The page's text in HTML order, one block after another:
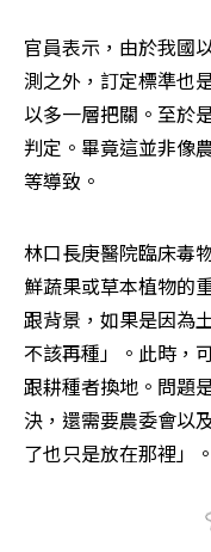
官員表示，由於我國
測之外，訂定標準也
以多一層把關。至於
判定。畢竟這並非像
等導致。
林口長庚醫院臨床毒
鮮蔬果或草本植物的
跟背景，如果是因為
不該再種」。此時，
跟耕種者換地。問題
決，還需要農委會以
了也只是放在那裡」。